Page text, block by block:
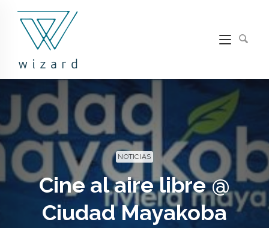
NOTICIAS
Cine al aire libre @
Ciudad Mayakoba